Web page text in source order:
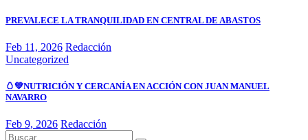
PREVALECE LA TRANQUILIDAD EN CENTRAL DE ABASTOS
Feb 11, 2026 Redacción
Uncategorized
🥚💚NUTRICIÓN Y CERCANÍA EN ACCIÓN CON JUAN MANUEL
NAVARRO
Feb 9, 2026 Redacción